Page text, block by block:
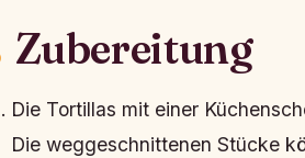
Zubereitung
Die Tortillas mit einer
Die weggeschnittenen Stücke